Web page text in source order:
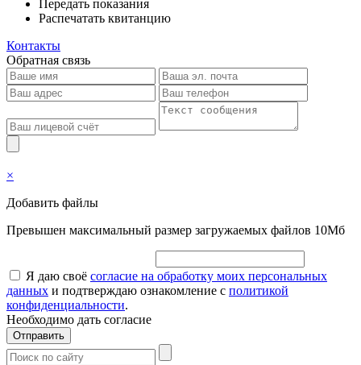
Передать показания
Распечатать квитанцию
Контакты
Обратная связь
×
Добавить файлы
Превышен максимальный размер загружаемых файлов 10Мб
Я даю своё согласие на обработку моих персональных
данных и подтверждаю ознакомление с политикой
конфиденциальности.
Необходимо дать согласие
Отправить